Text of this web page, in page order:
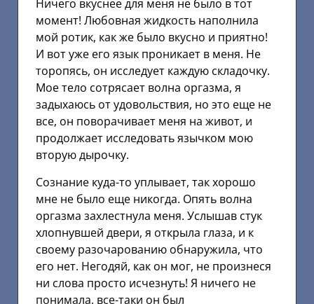
Ничего вкуснее для меня не было в тот
момент! Любовная жидкость наполнила
мой ротик, как же было вкусно и приятно!
И вот уже его язык проникает в меня. Не
торопясь, он исследует каждую складочку.
Мое тело сотрясает волна оргазма, я
задыхаюсь от удовольствия, но это еще не
все, он поворачивает меня на живот, и
продолжает исследовать язычком мою
вторую дырочку.
Сознание куда-то уплывает, так хорошо
мне не было еще никогда. Опять волна
оргазма захлестнула меня. Услышав стук
хлопнувшей двери, я открыла глаза, и к
своему разочарованию обнаружила, что
его нет. Негодяй, как он мог, не произнеся
ни слова просто исчезнуть! Я ничего не
понимала, все-таки он был